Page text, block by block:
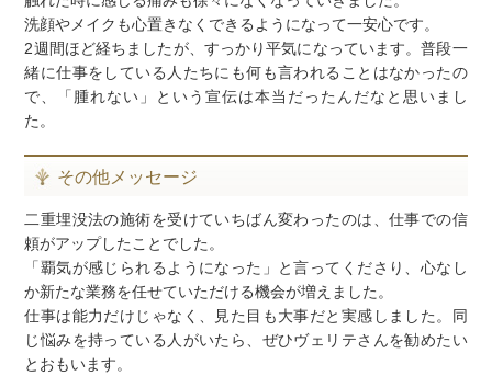
洗顔やメイクも心置きなくできるようになって一安心です。
2週間ほど経ちましたが、すっかり平気になっています。普段一
緒に仕事をしている人たちにも何も言われることはなかったの
で、「腫れない」という宣伝は本当だったんだなと思いまし
た。
その他メッセージ
二重埋没法の施術を受けていちばん変わったのは、仕事での信
頼がアップしたことでした。
「覇気が感じられるようになった」と言ってくださり、心なし
か新たな業務を任せていただける機会が増えました。
仕事は能力だけじゃなく、見た目も大事だと実感しました。同
じ悩みを持っている人がいたら、ぜひヴェリテさんを勧めたい
とおもいます。